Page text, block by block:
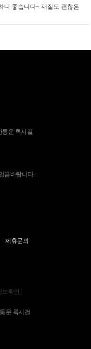
니 좋습니다~ 재질도 괜찮은
통운 록시걸
금바랍니다.
제휴문의
보확인]
운 록시걸